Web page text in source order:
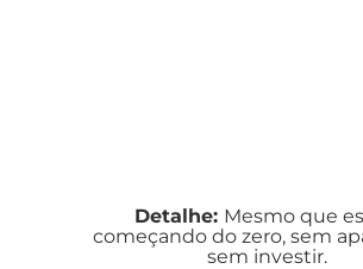
Detalhe: Mesmo que
começando do zero, sem
sem investir.